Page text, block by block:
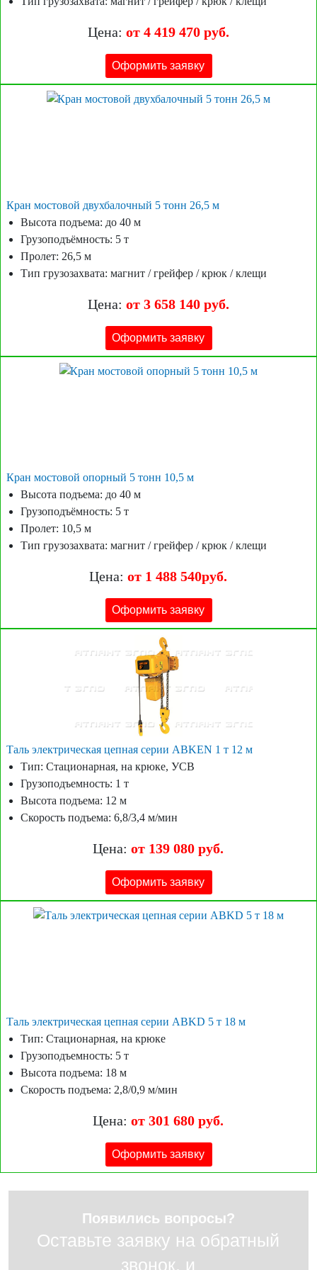
Цена: от 4 419 470 руб.
Оформить заявку
Кран мостовой двухбалочный 5 тонн 26,5 м
Высота подъема: до 40 м
Грузоподъёмность: 5 т
Пролет: 26,5 м
Тип грузозахвата: магнит / грейфер / крюк / клещи
Цена: от 3 658 140 руб.
Оформить заявку
Кран мостовой опорный 5 тонн 10,5 м
Высота подъема: до 40 м
Грузоподъёмность: 5 т
Пролет: 10,5 м
Тип грузозахвата: магнит / грейфер / крюк / клещи
Цена:от 1 488 540руб.
Оформить заявку
Таль электрическая цепная серии ABKEN 1 т 12 м
Тип: Стационарная, на крюке, УСВ
Грузоподъемность: 1 т
Высота подъема: 12 м
Скорость подъема: 6,8/3,4 м/мин
Цена:от 139 080 руб.
Оформить заявку
Таль электрическая цепная серии ABKD 5 т 18 м
Тип: Стационарная, на крюке
Грузоподъемность: 5 т
Высота подъема: 18 м
Скорость подъема: 2,8/0,9 м/мин
Цена:от 301 680 руб.
Оформить заявку
Появились вопросы?
Оставьте заявку на обратный
звонок, и